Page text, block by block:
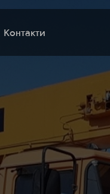
Контакти